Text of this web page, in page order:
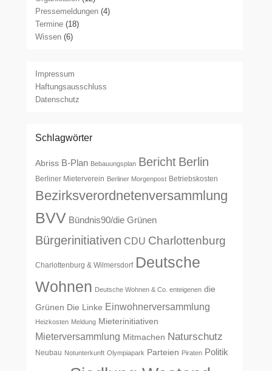
Pressemeldungen (4)
Termine (18)
Wissen (6)
Impressum
Haftungsausschluss
Datenschutz
Schlagwörter
Abriss B-Plan Bebauungsplan Bericht Berlin
Berliner Mieterverein Berliner Morgenpost Betriebskosten
Bezirksverordnetenversammlung
BVV Bündnis90/die Grünen
Bürgerinitiativen CDU Charlottenburg
Charlottenburg & Wilmersdorf Deutsche
Wohnen Deutsche Wohnen & Co. enteigenen die
Grünen Die Linke Einwohnerversammlung
Heizkosten Meldung Mieterinitiativen
Mieterversammlung Mitmachen Naturschutz
Neubau Notunterkunft Olympiapark Parteien Piraten Politik